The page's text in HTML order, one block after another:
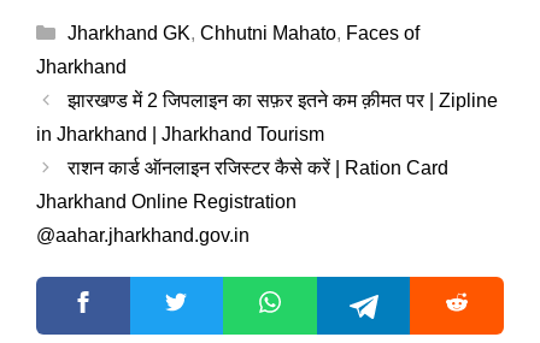
Categories
Jharkhand GK, Chhutni Mahato, Faces of
Jharkhand
झारखण्ड में 2 जिपलाइन का सफ़र इतने कम क़ीमत पर | Zipline
in Jharkhand | Jharkhand Tourism
राशन कार्ड ऑनलाइन रजिस्टर कैसे करें | Ration Card
Jharkhand Online Registration
@aahar.jharkhand.gov.in